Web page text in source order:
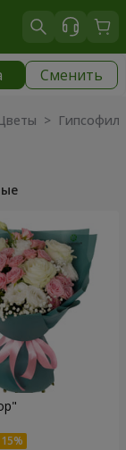
Сменить
> Гипсофила